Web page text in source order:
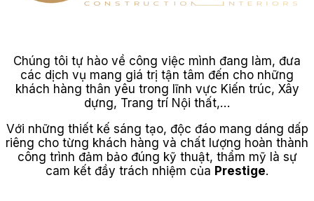
Chúng tôi tự hào về công việc mình đang làm, đưa
các dịch vụ mang giá trị tận tâm đến cho những
khách hàng thân yêu trong lĩnh vực Kiến trúc, Xây
dựng, Trang trí Nội thất,…
Với những thiết kế sáng tạo, độc đáo mang dáng dấp
riêng cho từng khách hàng và chất lượng hoàn thành
công trình đảm bảo đúng kỹ thuật, thẩm mỹ là sự
cam kết đầy trách nhiệm của Prestige.